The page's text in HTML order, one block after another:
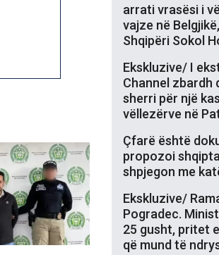
arrati vrasësi i
vajze në
Shqipëri Sokol
Ekskluzive/ I
Channel zbardh
sherri për një
vëllezërve në
Çfarë është
propozoi
shpjegon me
Ekskluzive/
Pogradec.
25 gusht, pritet
që mund të